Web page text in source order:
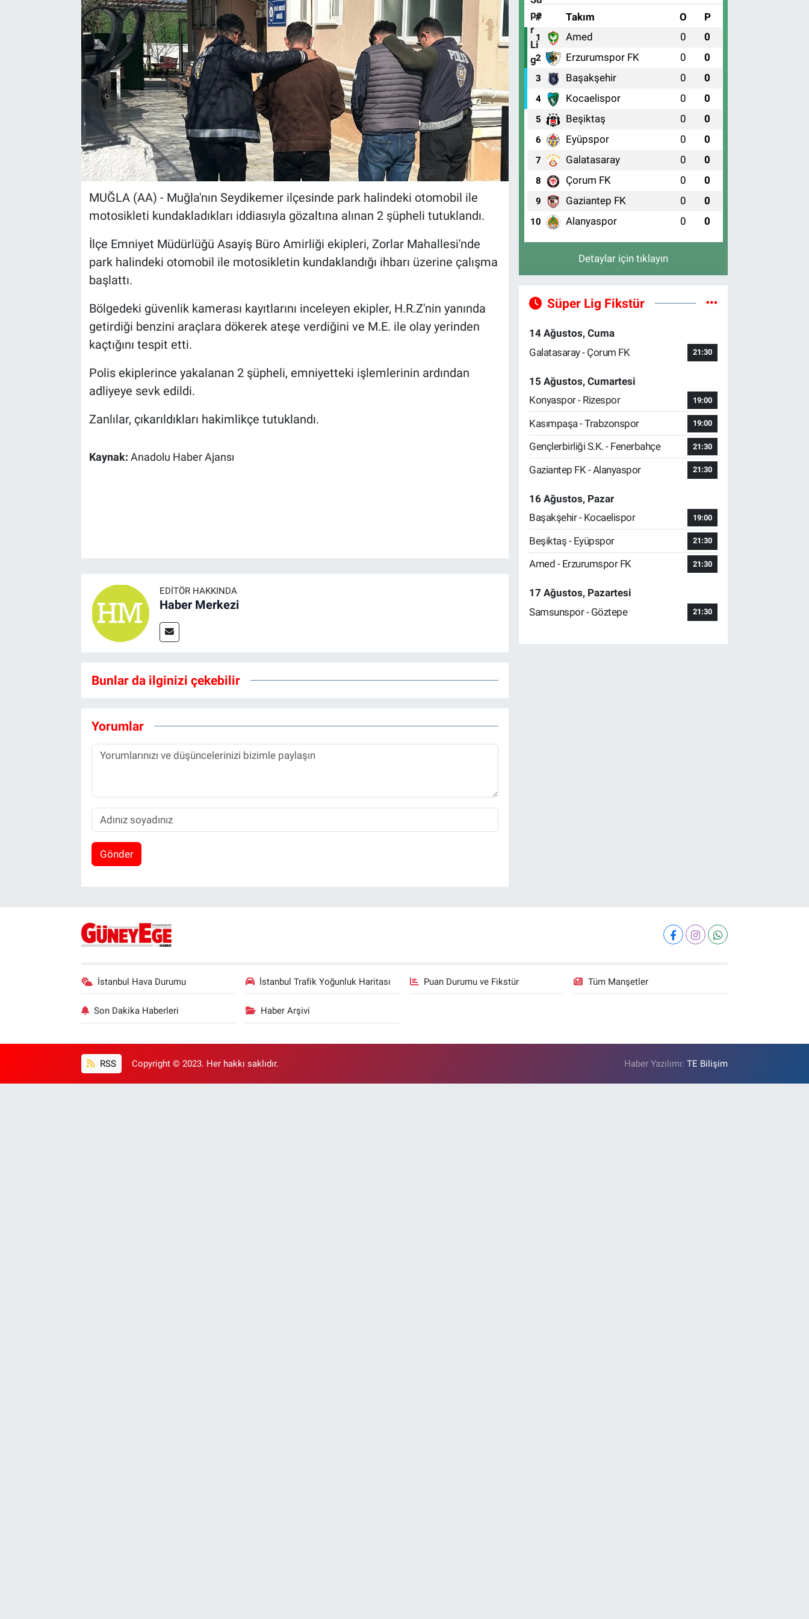
MUĞLA (AA) - Muğla'nın Seydikemer ilçesinde park halindeki otomobil ile
motosikleti kundakladıkları iddiasıyla gözaltına alınan 2 şüpheli tutuklandı.
İlçe Emniyet Müdürlüğü Asayiş Büro Amirliği ekipleri, Zorlar Mahallesi'nde
park halindeki otomobil ile motosikletin kundaklandığı ihbarı üzerine çalışma
başlattı.
Bölgedeki güvenlik kamerası kayıtlarını inceleyen ekipler, H.R.Z'nin yanında
getirdiği benzini araçlara dökerek ateşe verdiğini ve M.E. ile olay yerinden
kaçtığını tespit etti.
Polis ekiplerince yakalanan 2 şüpheli, emniyetteki işlemlerinin ardından
adliyeye sevk edildi.
Zanlılar, çıkarıldıkları hakimlikçe tutuklandı.
Kaynak: Anadolu Haber Ajansı
EDITÖR HAKKINDA
Haber Merkezi
Bunlar da ilginizi çekebilir
Yorumlar
Gönder
# Takım O P
1 Amed 0 0
2 Erzurumspor FK 0 0
3 Başakşehir 0 0
4 Kocaelispor 0 0
5 Beşiktaş 0 0
6 Eyüpspor 0 0
7 Galatasaray 0 0
8 Çorum FK 0 0
9 Gaziantep FK 0 0
10 Alanyaspor 0 0
Detaylar için tıklayın
Süper Lig Fikstür
14 Ağustos, Cuma
Galatasaray - Çorum FK
21:30
15 Ağustos, Cumartesi
Konyaspor - Rizespor
19:00
Kasımpaşa - Trabzonspor 19:00
Gençlerbirliği S.K. - Fenerbahçe 21:30
Gaziantep FK - Alanyaspor 21:30
16 Ağustos, Pazar
Başakşehir - Kocaelispor
19:00
Beşiktaş - Eyüpspor 21:30
Amed - Erzurumspor FK 21:30
17 Ağustos, Pazartesi
Samsunspor - Göztepe
21:30
İstanbul Hava Durumu İstanbul Trafik Yoğunluk Haritası Puan Durumu ve Fikstür Tüm Manşetler
Son Dakika Haberleri Haber Arşivi
RSS Copyright © 2023. Her hakkı saklıdır. Haber Yazılımı:TE Bilişim